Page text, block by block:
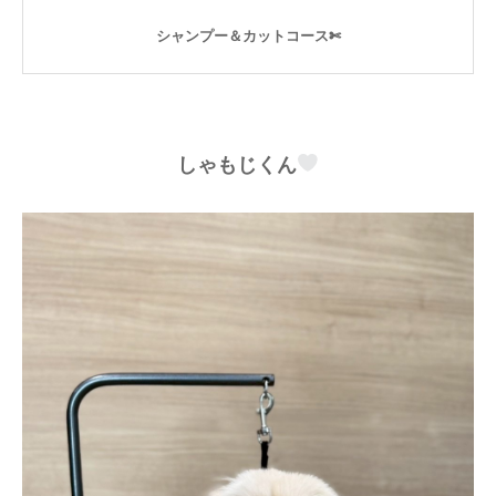
シャンプー＆カットコース✄
しゃもじくん